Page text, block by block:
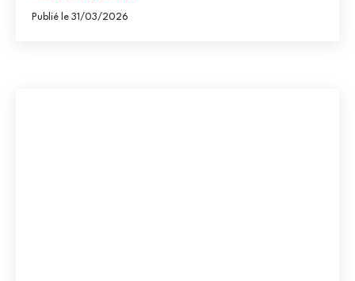
Publié le 31/03/2026